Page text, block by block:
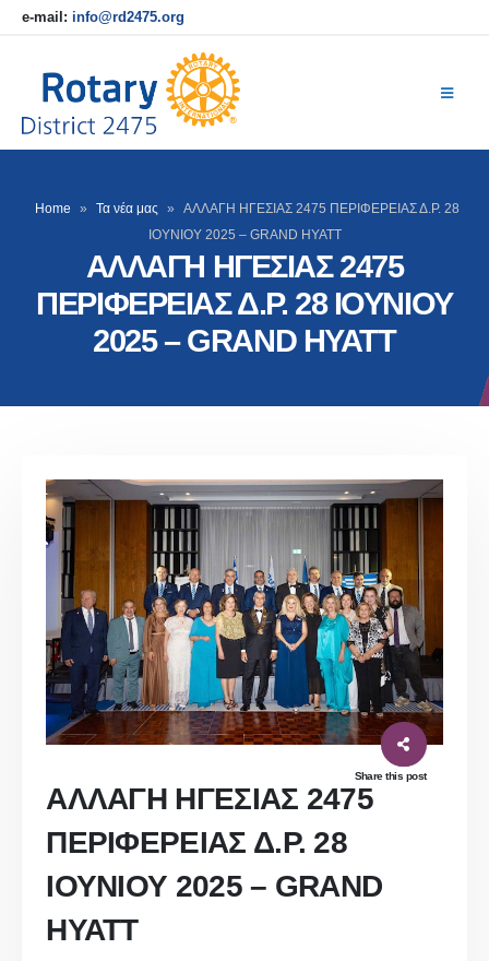
e-mail: info@rd2475.org
Home » Τα νέα μας »
ΑΛΛΑΓΗ ΗΓΕΣΙΑΣ 2475 ΠΕΡΙΦΕΡΕΙΑΣ Δ.Ρ. 28
ΙΟΥΝΙΟΥ 2025 – GRAND HYATT
ΑΛΛΑΓΗ ΗΓΕΣΙΑΣ 2475
ΠΕΡΙΦΕΡΕΙΑΣ Δ.Ρ. 28 ΙΟΥΝΙΟΥ
2025 – GRAND HYATT
Share this post
ΑΛΛΑΓΗ ΗΓΕΣΙΑΣ 2475
ΠΕΡΙΦΕΡΕΙΑΣ Δ.Ρ. 28
ΙΟΥΝΙΟΥ 2025 – GRAND
HYATT